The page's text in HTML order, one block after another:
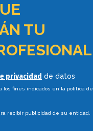
TU
privacidad de datos
los fines indicados en la política de
recibir publicidad de su entidad.